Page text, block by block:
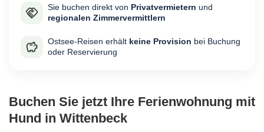
Sie buchen direkt von Privatvermietern und
regionalen Zimmervermittlern
Ostsee-Reisen erhält keine Provision bei Buchung
oder Reservierung
Buchen Sie jetzt Ihre Ferienwohnung mit
Hund in Wittenbeck